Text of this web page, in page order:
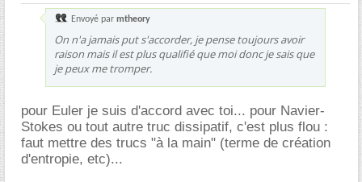
Envoyé par mtheory
On n'a jamais put s'accorder, je pense toujours avoir
raison mais il est plus qualifié que moi donc je sais que
je peux me tromper.
pour Euler je suis d'accord avec toi... pour Navier-
Stokes ou tout autre truc dissipatif, c'est plus flou :
faut mettre des trucs "à la main" (terme de création
d'entropie, etc)...